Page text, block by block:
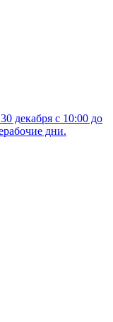
декабря с 10:00 до
дни.